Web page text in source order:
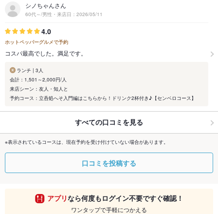
シノちゃんさん
60代～/男性・来店日：2026/05/11
4.0
ホットペッパーグルメで予約
コスパ最高でした。満足です。
ランチ | 3人
会計：1,501～2,000円/人
来店シーン：友人・知人と
予約コース：立呑処へそ入門編はこちらから！ドリンク2杯付き♪【センベロコース】
すべての口コミを見る
※表示されているコースは、現在予約を受け付けていない場合があります。
口コミを投稿する
アプリなら何度もログイン不要ですぐ確認！
ワンタップで手軽につかえる